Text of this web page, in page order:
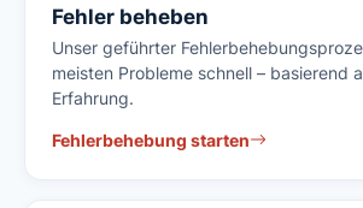
Fehler beheben
Unser geführter
meisten Probleme schnell – basierend
Erfahrung.
Fehlerbehebung starten